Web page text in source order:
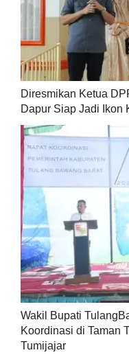
Diresmikan Ketua
Dapur Siap Jadi Ikon
Wakil Bupati
Koordinasi di Taman
Tumijajar